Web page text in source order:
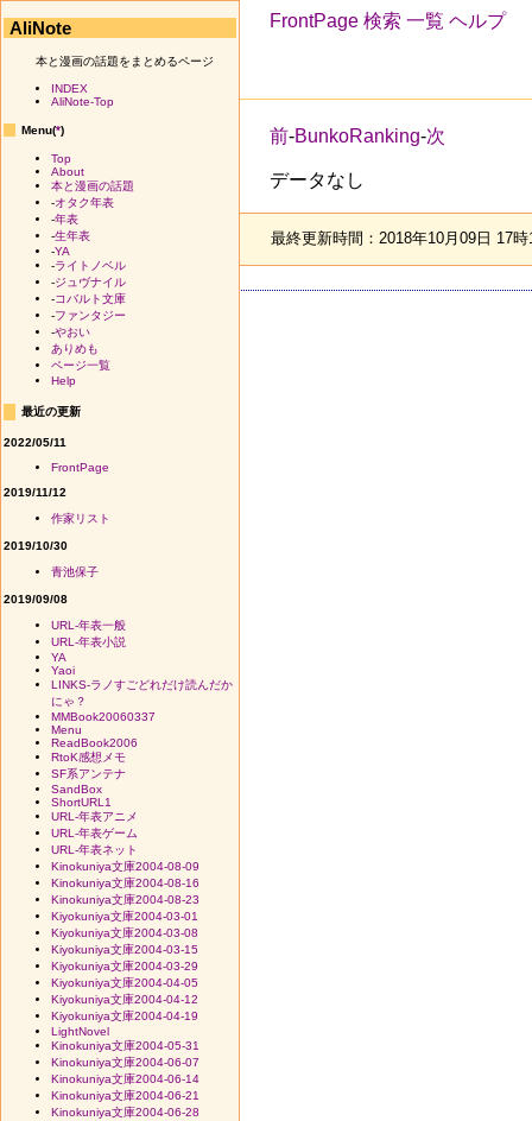
FrontPage 検索 一覧 ヘルプ
前-BunkoRanking-次
データなし
最終更新時間：2018年10月09日 17
AliNote
本と漫画の話題をまとめるページ
INDEX
AliNote-Top
Menu(*)
Top
About
本と漫画の話題
-オタク年表
-年表
-生年表
-YA
-ライトノベル
-ジュヴナイル
-コバルト文庫
-ファンタジー
-やおい
ありめも
ページ一覧
Help
最近の更新
2022/05/11
FrontPage
2019/11/12
作家リスト
2019/10/30
青池保子
2019/09/08
URL-年表一般
URL-年表小説
YA
Yaoi
LINKS-ラノすごどれだけ読んだか
にゃ？
MMBook20060337
Menu
ReadBook2006
RtoK感想メモ
SF系アンテナ
SandBox
ShortURL1
URL-年表アニメ
URL-年表ゲーム
URL-年表ネット
Kinokuniya文庫2004-08-09
Kinokuniya文庫2004-08-16
Kinokuniya文庫2004-08-23
Kiyokuniya文庫2004-03-01
Kiyokuniya文庫2004-03-08
Kiyokuniya文庫2004-03-15
Kiyokuniya文庫2004-03-29
Kiyokuniya文庫2004-04-05
Kiyokuniya文庫2004-04-12
Kiyokuniya文庫2004-04-19
LightNovel
Kinokuniya文庫2004-05-31
Kinokuniya文庫2004-06-07
Kinokuniya文庫2004-06-14
Kinokuniya文庫2004-06-21
Kinokuniya文庫2004-06-28